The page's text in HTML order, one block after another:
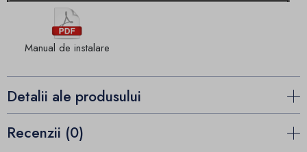
Manual de instalare
Detalii ale produsului
Recenzii (0)